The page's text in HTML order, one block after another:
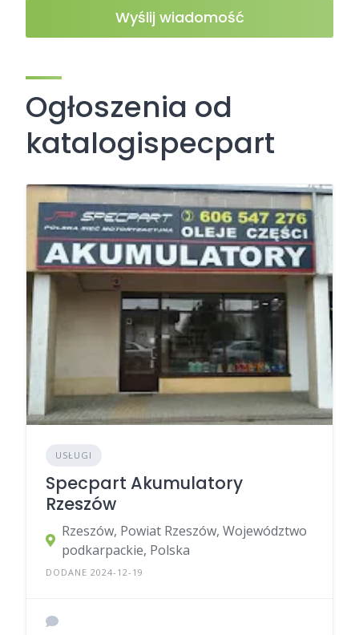
Wyślij wiadomość
Ogłoszenia od
katalogispecpart
USŁUGI
Specpart Akumulatory
Rzeszów
Rzeszów, Powiat Rzeszów, Województwo
podkarpackie, Polska
DODANE 2024-12-19